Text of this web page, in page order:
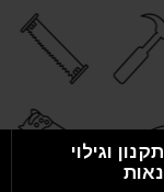
תקנון וגילוי
נאות